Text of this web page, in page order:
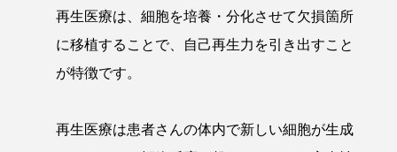
再生医療は、細胞を培養・分化させて欠損箇所
に移植することで、自己再生力を引き出すこと
が特徴です。
再生医療は患者さんの体内で新しい細胞が生成